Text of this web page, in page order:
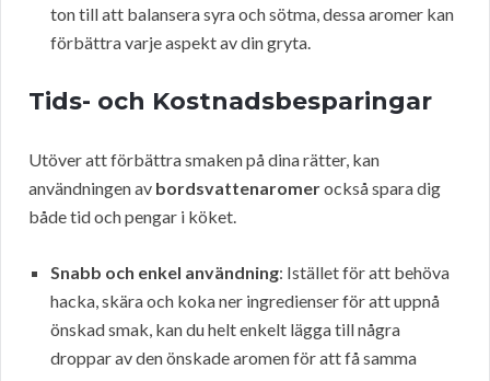
ton till att balansera syra och sötma, dessa aromer kan
förbättra varje aspekt av din gryta.
Tids- och Kostnadsbesparingar
Utöver att förbättra smaken på dina rätter, kan
användningen av bordsvattenaromerockså spara dig
både tid och pengar i köket.
Snabb och enkel användning: Istället för att behöva
hacka, skära och koka ner ingredienser för att uppnå
önskad smak, kan du helt enkelt lägga till några
droppar av den önskade aromen för att få samma